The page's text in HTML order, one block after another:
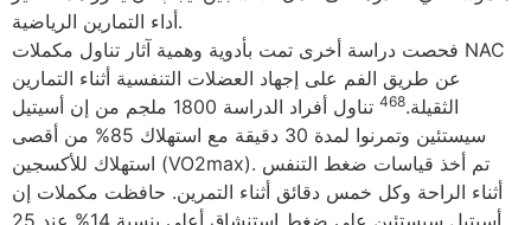
أداء التمارين الرياضية.
فحصت دراسة أخرى تمت بأدوية وهمية آثار تناول مكملات NAC
عن طريق الفم على إجهاد العضلات التنفسية أثناء التمارين
الثقيلة.468
تناول أفراد الدراسة 1800 ملجم من إن أسيتيل
سيستئين وتمرنوا لمدة 30 دقيقة مع استهلاك 85% من أقصى
استهلاك للأكسجين (VO2max). تم أخذ قياسات ضغط التنفس
أثناء الراحة وكل خمس دقائق أثناء التمرين. حافظت مكملات إن
أسيتيل سيستئين على ضغط استنشاق أعلى بنسبة 14% عند 25